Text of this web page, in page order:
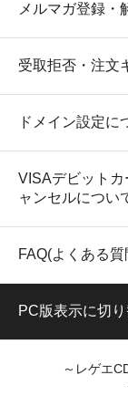
メルマガ登録・
受取拒否・注文
ドメイン設定に
VISAデビットカ
ャンセルについ
FAQ(よくある質
PC版表示に切
～レゲエ